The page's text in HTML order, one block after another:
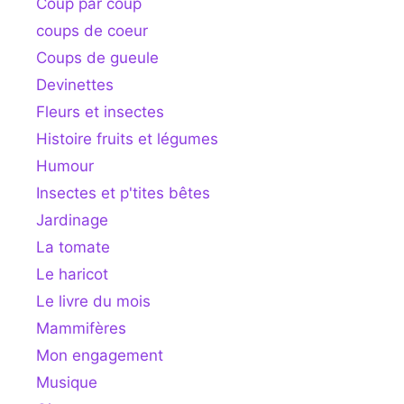
coups de coeur
Coups de gueule
Devinettes
Fleurs et insectes
Histoire fruits et légumes
Humour
Insectes et p'tites bêtes
Jardinage
La tomate
Le haricot
Le livre du mois
Mammifères
Mon engagement
Musique